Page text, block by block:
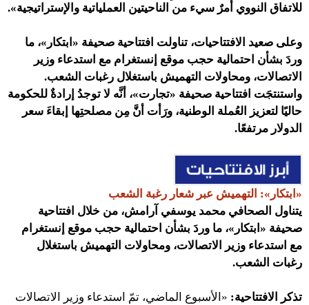
للاتفاق النووي أمرٌ سيء من الناحيتين العملياتية والإستراتيجية».
وعلى صعيد الافتتاحيات، تناولت افتتاحية صحيفة «ابتكار»، ما
وردَ بشأن احتمالية حجب موقع إنستغرام مع استدعاء وزير
الاتصالات، ومحاولات التهميش باستغلال رغبات الشعب.
واستنتجَت افتتاحية صحيفة «تجارت»، أنَّه لا توجدُ إرادةٌ للحكومة
حاليًا لتعزيز العُملة الوطنية، ورَأت أنَّ مِن مصلحتِها إبقاءَ سعر
الدولار مرتفعًا.
«ابتكار»: التهميش عبر شعار رغبة الشعب
يتناول الصحافي محمد يوسفي آرامش، من خلال افتتاحية
صحيفة «ابتكار»، ما وردَ بشأن احتمالية حجب موقع إنستغرام
مع استدعاء وزير الاتصالات، ومحاولات التهميش باستغلال
رغبات الشعب.
تذكر الافتتاحية: «الأسبوع الماضي، تمّ استدعاء وزير الاتصالات